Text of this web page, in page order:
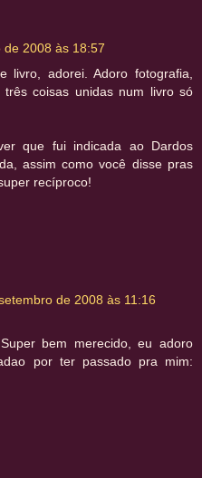
de 2008 às 18:57
livro, adorei. Adoro fotografia,
coisas unidas num livro só
que fui indicada ao Dardos
assim como você disse pras
recíproco!
de 2008 às 11:16
bem merecido, eu adoro
por ter passado pra mim: